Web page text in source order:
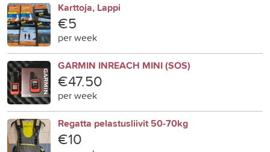
Karttoja, Lappi
€5
per week
GARMIN INREACH MINI (SOS)
€47.50
per week
Regatta pelastusliivit 50-70kg
€10